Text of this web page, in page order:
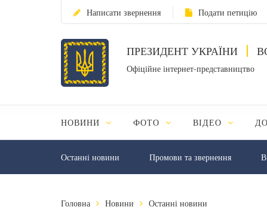
Написати звернення Подати петицію
ПРЕЗИДЕНТ УКРАЇНИ
Офіційне інтернет-представництво
НОВИНИ ФОТО ВІДЕО
Останні новини Промови та звернення
Головна Новини Останні новини